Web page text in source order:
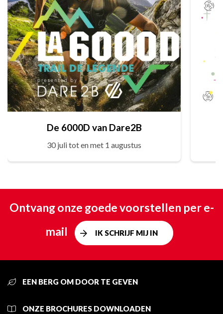
De 6000D van Dare2B
30 juli tot en met 1 augustus
Ontvang onze goede voorstellen per e-
mail
IK SCHRIJF MIJ IN
EEN BERG OM DOOR TE GEVEN
ONZE BROCHURES DOWNLOADEN